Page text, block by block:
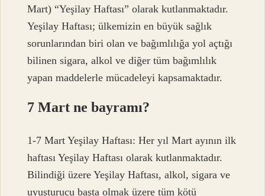
Mart) “Yeşilay Haftası” olarak kutlanmaktadır.
Yeşilay Haftası; ülkemizin en büyük sağlık
sorunlarından biri olan ve bağımlılığa yol açtığı
bilinen sigara, alkol ve diğer tüm bağımlılık
yapan maddelerle mücadeleyi kapsamaktadır.
7 Mart ne bayramı?
1-7 Mart Yeşilay Haftası: Her yıl Mart ayının ilk
haftası Yeşilay Haftası olarak kutlanmaktadır.
Bilindiği üzere Yeşilay Haftası, alkol, sigara ve
uyuşturucu başta olmak üzere tüm kötü